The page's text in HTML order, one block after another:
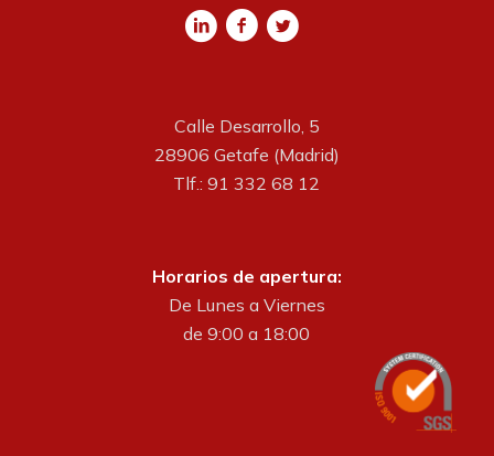
Calle Desarrollo, 5
28906 Getafe (Madrid)
Tlf.: 91 332 68 12
Horarios de apertura:
De Lunes a Viernes
de 9:00 a 18:00